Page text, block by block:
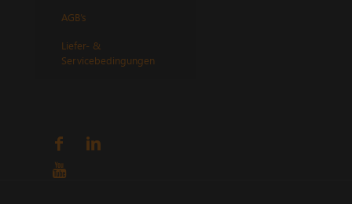
AGB’s
Liefer- &
Servicebedingungen